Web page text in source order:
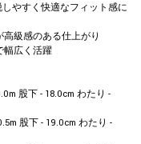
やすく快適なフィット感に
級感のある仕上がり
幅広く活躍
股下 - 18.0cm わたり -
股下 - 19.0cm わたり -